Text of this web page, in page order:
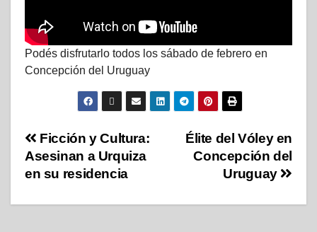
Podés disfrutarlo todos los sábado de febrero en
Concepción del Uruguay
Élite del Vóley en
Concepción del
Uruguay
Ficción y Cultura:
Asesinan a Urquiza
en su residencia